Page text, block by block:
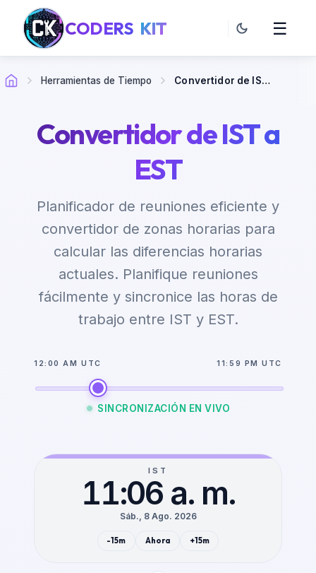
CODERS KIT ☰
Herramientas de Tiempo Convertidor de IST a EST
Convertidor de IST a
EST
Planificador de reuniones eficiente y
convertidor de zonas horarias para
calcular las diferencias horarias
actuales. Planifique reuniones
fácilmente y sincronice las horas de
trabajo entre IST y EST.
12:00 AM UTC 11:59 PM UTC
SINCRONIZACIÓN EN VIVO
IST
11:06 a. m.
Sáb., 8 Ago. 2026
-15m Ahora +15m